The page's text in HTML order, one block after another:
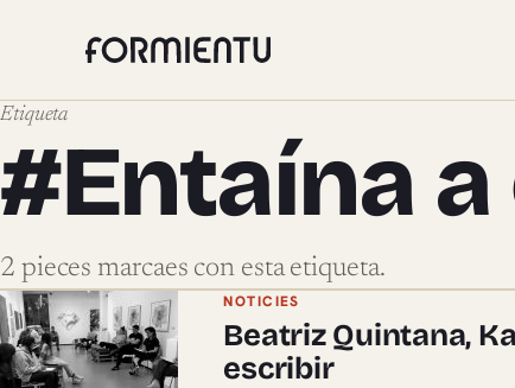
Etiqueta
#Entaína
2 pieces marcaes con esta etiqueta.
Pieces marcaes con
NOTICIES
Beatriz Quintana,
escribir